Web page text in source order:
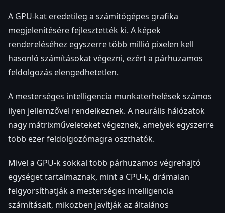
A GPU-kat eredetileg a számítógépes grafika
megjelenítésére fejlesztették ki. A képek
rendereléséhez egyszerre több millió pixelen kell
hasonló számításokat végezni, ezért a párhuzamos
feldolgozás elengedhetetlen.
A mesterséges intelligencia munkaterhelések számos
ilyen jellemzővel rendelkeznek. A neurális hálózatok
nagy mátrixműveleteket végeznek, amelyek egyszerre
több ezer feldolgozómagra oszthatók.
Mivel a GPU-k sokkal több párhuzamos végrehajtó
egységet tartalmaznak, mint a CPU-k, drámaian
felgyorsíthatják a mesterséges intelligencia
számításait, miközben javítják az általános